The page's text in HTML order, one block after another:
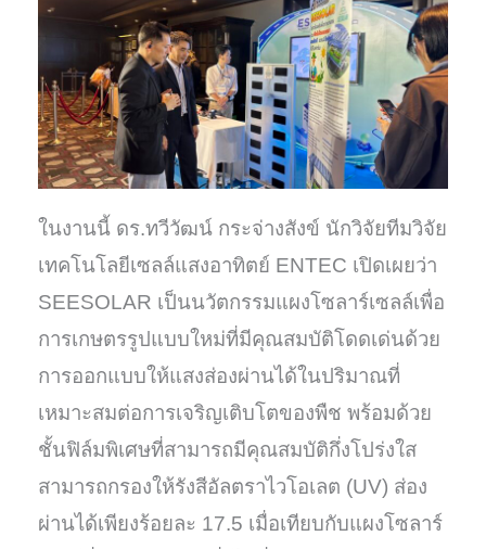
ในงานนี้ ดร.ทวีวัฒน์ กระจ่างสังข์ นักวิจัยทีมวิจัย
เทคโนโลยีเซลล์แสงอาทิตย์ ENTEC เปิดเผยว่า
SEESOLAR เป็นนวัตกรรมแผงโซลาร์เซลล์เพื่อ
การเกษตรรูปแบบใหม่ที่มีคุณสมบัติโดดเด่นด้วย
การออกแบบให้แสงส่องผ่านได้ในปริมาณที่
เหมาะสมต่อการเจริญเติบโตของพืช พร้อมด้วย
ชั้นฟิล์มพิเศษที่สามารถมีคุณสมบัติกึ่งโปร่งใส
สามารถกรองให้รังสีอัลตราไวโอเลต (UV) ส่อง
ผ่านได้เพียงร้อยละ 17.5 เมื่อเทียบกับแผงโซลาร์